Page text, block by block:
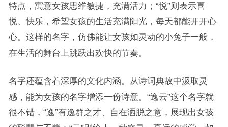
特点，寓意女孩思维敏捷，充满活力；“悦”则表示喜
悦、快乐，希望女孩的生活充满阳光，每天都能开开心
心。这样的名字，仿佛能让女孩如灵动的小兔子一般，
在生活的舞台上跳跃出欢快的节奏。
名字还蕴含着深厚的文化内涵。从诗词典故中汲取灵
感，能为女孩的名字增添一份诗意。“逸云”这个名字就
很不错，“逸”有逸群之才、自在洒脱之意，展现出女孩